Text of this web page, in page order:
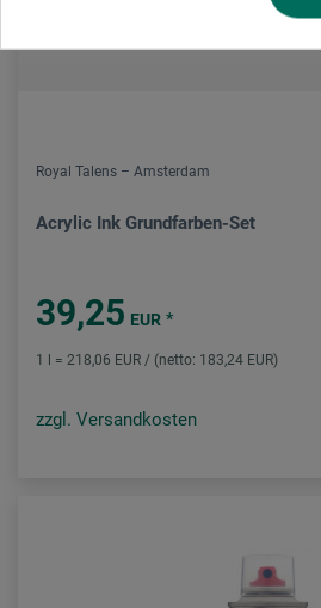
Royal Talens – Amsterdam
Acrylic Ink Grundfarben-Set
39,25 EUR *
1 l = 218,06 EUR / (netto: 183,24 EUR)
zzgl. Versandkosten